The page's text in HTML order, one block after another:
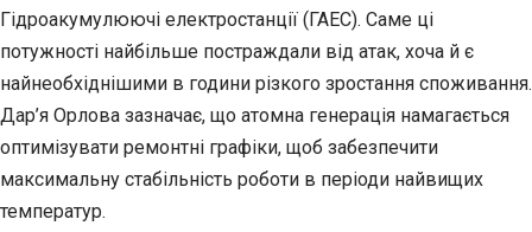
Гідроакумулюючі електростанції (ГАЕС). Саме ці
потужності найбільше постраждали від атак, хоча й є
найнеобхіднішими в години різкого зростання споживання.
Дар’я Орлова зазначає, що атомна генерація намагається
оптимізувати ремонтні графіки, щоб забезпечити
максимальну стабільність роботи в періоди найвищих
температур.